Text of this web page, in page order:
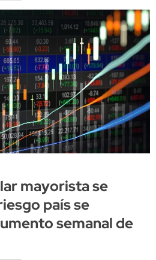
mayorista se
país se
semanal de